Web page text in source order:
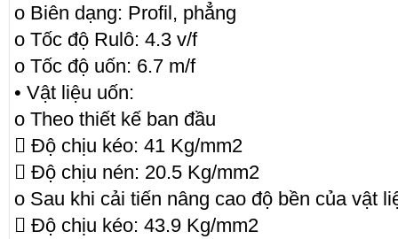
o Biên dạng: Profil, phẳng
o Tốc độ Rulô: 4.3 v/f
o Tốc độ uốn: 6.7 m/f
• Vật liệu uốn:
o Theo thiết kế ban đầu
 Độ chịu kéo: 41 Kg/mm2
 Độ chịu nén: 20.5 Kg/mm2
o Sau khi cải tiến nâng cao độ bền của vật
 Độ chịu kéo: 43.9 Kg/mm2